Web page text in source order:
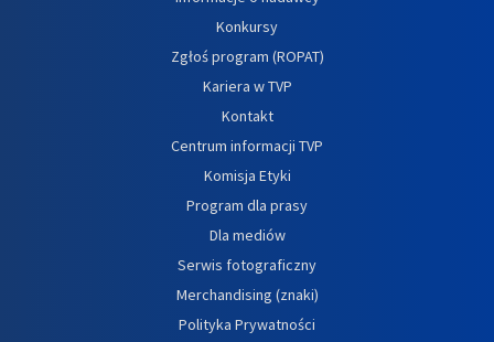
Konkursy
Zgłoś program (ROPAT)
Kariera w TVP
Kontakt
Centrum informacji TVP
Komisja Etyki
Program dla prasy
Dla mediów
Serwis fotograficzny
Merchandising (znaki)
Polityka Prywatności